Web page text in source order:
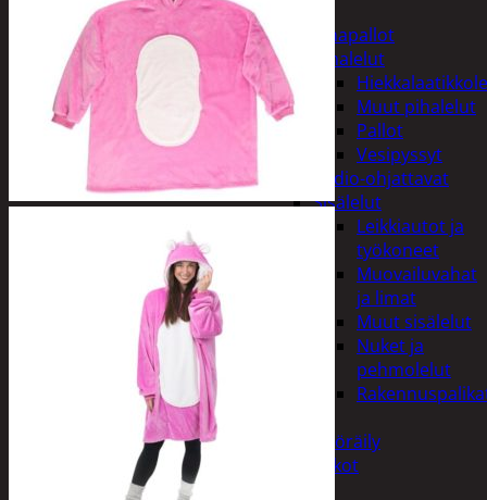
Ilmapallot
Pihalelut
Muut pihalelut
Pallot
Vesipyssyt
Radio-ohjattavat
Sisälelut
Leikkiautot ja
työkoneet
Muovailuvahat
ja limat
Muut sisälelut
Nuket ja
pehmolelut
Polkupyöräily
Lukot